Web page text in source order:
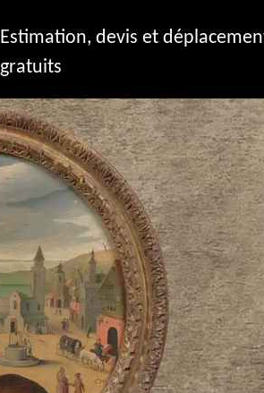
Estimation, devis et
gratuits